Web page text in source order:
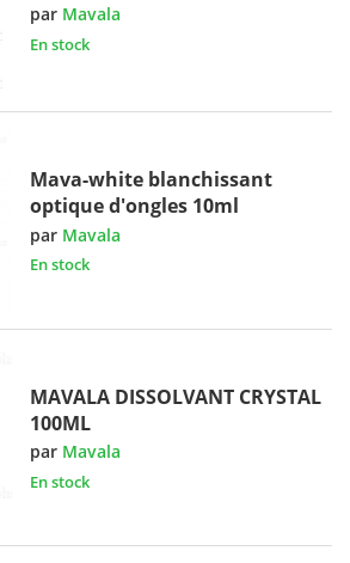
par Mavala
En stock
Mava-white blanchissant
optique d'ongles 10ml
par Mavala
En stock
MAVALA DISSOLVANT CRYSTAL
100ML
par Mavala
En stock